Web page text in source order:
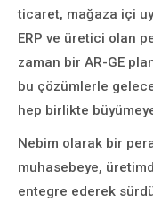
ticaret, mağaza içi
ERP ve üretici olan
zaman bir AR-GE
bu çözümlerle
hep birlikte
Nebim olarak bir
muhasebeye,
entegre ederek